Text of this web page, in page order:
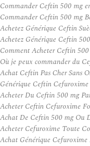
Commander Ceftin 500 mg
Commander Ceftin 500 mg
Achetez Générique Ceftin
Achetez Générique Ceftin
Comment Acheter Ceftin
Où je peux commander du
Achat Ceftin Pas Cher Sans
Générique Ceftin
Acheter Du Ceftin 500 mg
Acheter Ceftin Cefuroxime
Achat De Ceftin 500 mg Ou
Acheter Cefuroxime Toute
Achat Générique Cefuroxime